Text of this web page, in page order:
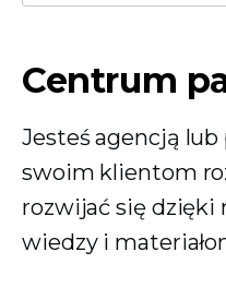
Centrum
Jesteś agencją
swoim klientom
rozwijać się dzięki
wiedzy i